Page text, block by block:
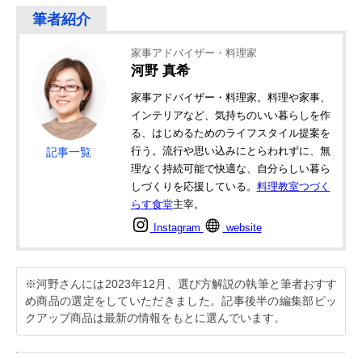
記事一覧
家事アドバイザー・料理家
河野 真希
家事アドバイザー・料理家。料理や家事、
インテリアなど、気持ちのいい暮らしを作
る、はじめるためのライフスタイル提案を
行う。流行や思い込みにとらわれずに、無
理なく持続可能で快適な、自分らしい暮ら
しづくりを応援している。 料理教室つづく
らす食堂主宰。
Instagram website
※河野さんには2023年12月、選び方解説の執筆と筆者おすす
め商品の選定をしていただきました。記事後半の編集部ピッ
クアップ商品は最新の情報をもとに選んでいます。